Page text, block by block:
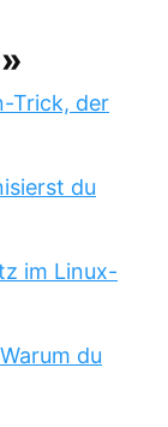
Trick, der
du
im Linux-
du